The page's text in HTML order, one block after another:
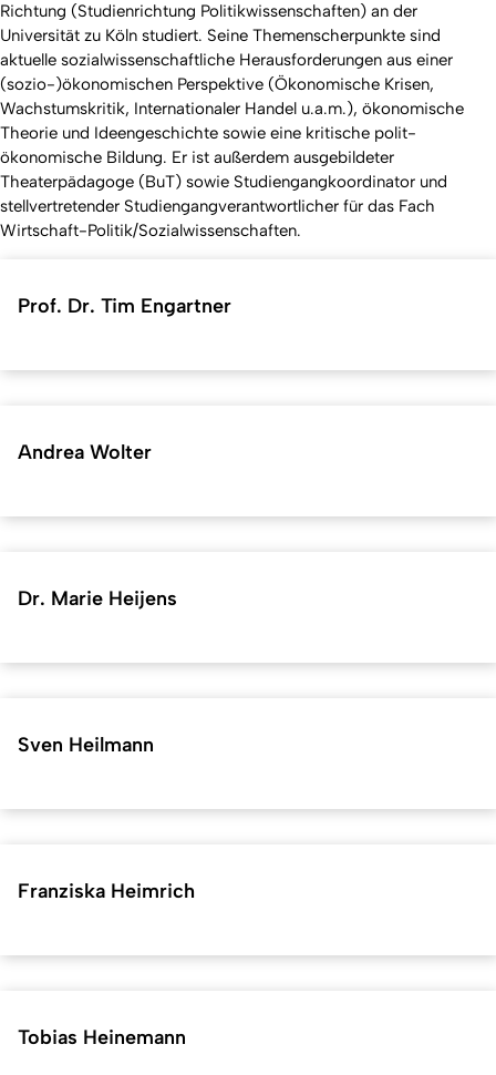
Richtung (Studienrichtung Politikwissenschaften) an der
Universität zu Köln studiert. Seine Themenscherpunkte sind
aktuelle sozialwissenschaftliche Herausforderungen aus einer
(sozio-)ökonomischen Perspektive (Ökonomische Krisen,
Wachstumskritik, Internationaler Handel u.a.m.), ökonomische
Theorie und Ideengeschichte sowie eine kritische polit-
ökonomische Bildung. Er ist außerdem ausgebildeter
Theaterpädagoge (BuT) sowie Studiengangkoordinator und
stellvertretender Studiengangverantwortlicher für das Fach
Wirtschaft-Politik/Sozialwissenschaften.
Prof. Dr. Tim Engartner
Andrea Wolter
Dr. Marie Heijens
Sven Heilmann
Franziska Heimrich
Tobias Heinemann